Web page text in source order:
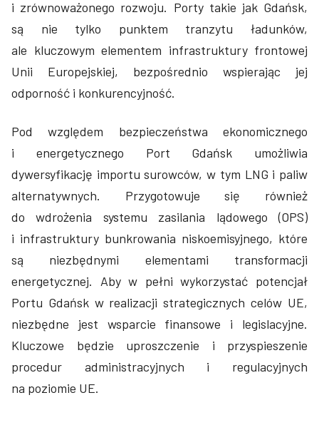
i zrównoważonego rozwoju. Porty takie jak Gdańsk,
są nie tylko punktem tranzytu ładunków,
ale kluczowym elementem infrastruktury frontowej
Unii Europejskiej, bezpośrednio wspierając jej
odporność i konkurencyjność.
Pod względem bezpieczeństwa ekonomicznego
i energetycznego Port Gdańsk umożliwia
dywersyfikację importu surowców, w tym LNG i paliw
alternatywnych. Przygotowuje się również
do wdrożenia systemu zasilania lądowego (OPS)
i infrastruktury bunkrowania niskoemisyjnego, które
są niezbędnymi elementami transformacji
energetycznej. Aby w pełni wykorzystać potencjał
Portu Gdańsk w realizacji strategicznych celów UE,
niezbędne jest wsparcie finansowe i legislacyjne.
Kluczowe będzie uproszczenie i przyspieszenie
procedur administracyjnych i regulacyjnych
na poziomie UE.